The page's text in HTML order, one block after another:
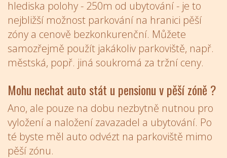
hlediska polohy - 250m od ubytování - je to
nejbližší možnost parkování na hranici pěší
zóny a cenově bezkonkurenční. Můžete
samozřejmě použít jakákoliv parkoviště, např.
městská, popř. jiná soukromá za tržní ceny.
Mohu nechat auto stát u pensionu v pěší zóně ?
Ano, ale pouze na dobu nezbytně nutnou pro
vyložení a naložení zavazadel a ubytování. Po
té byste měl auto odvézt na parkoviště mimo
pěší zónu.